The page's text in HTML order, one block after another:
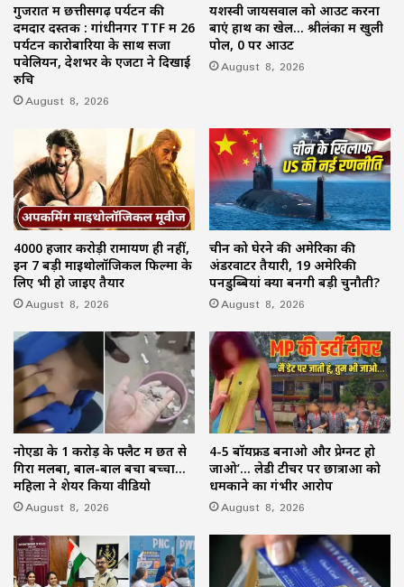
गुजरात में छत्तीसगढ़ पर्यटन की
दमदार दस्तक : गांधीनगर TTF में 26
पर्यटन कारोबारियों के साथ सजा
पवेलियन, देशभर के एजेंटों ने दिखाई
रुचि
August 8, 2026
यशस्वी जायसवाल को आउट करना
बाएं हाथ का खेल… श्रीलंका में खुली
पोल, 0 पर आउट
August 8, 2026
4000 हजार करोड़ी रामायण ही नहीं,
इन 7 बड़ी माइथोलॉजिकल फिल्मों के
लिए भी हो जाइए तैयार
August 8, 2026
चीन को घेरने की अमेरिका की
अंडरवाटर तैयारी, 19 अमेरिकी
पनडुब्बियां क्यों बनेंगी बड़ी चुनौती?
August 8, 2026
नोएडा के 1 करोड़ के फ्लैट में छत से
गिरा मलबा, बाल-बाल बचा बच्चा…
महिला ने शेयर किया वीडियो
August 8, 2026
4-5 बॉयफ्रेंड बनाओ और प्रेग्नेंट हो
जाओ’… लेडी टीचर पर छात्राओं को
धमकाने का गंभीर आरोप
August 8, 2026